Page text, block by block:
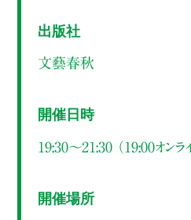
出版社
文藝春秋
開催日時
19:30～21:30 （19:00オンラ
開催場所